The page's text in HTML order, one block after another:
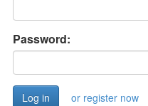
Password:
or register now